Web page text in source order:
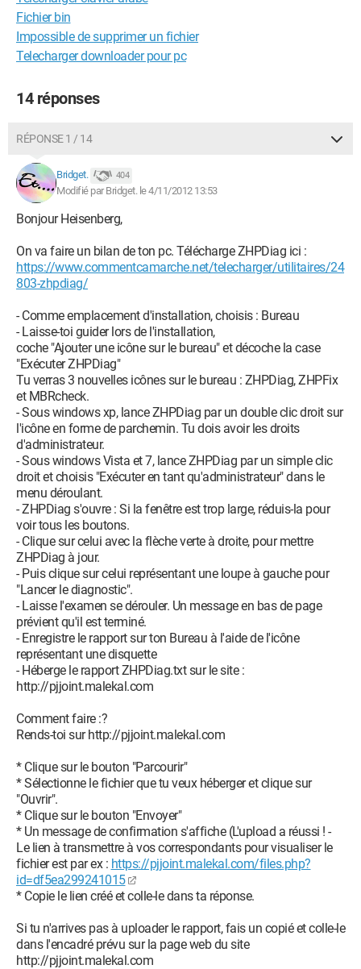
Fichier bin
Impossible de supprimer un fichier
Telecharger downloader pour pc
14 réponses
RÉPONSE 1 / 14
Bridget. 404
Modifié par Bridget. le 4/11/2012 13:53
Bonjour Heisenberg,
On va faire un bilan de ton pc. Télécharge ZHPDiag ici :
https://www.commentcamarche.net/telecharger/utilitaires/24
803-zhpdiag/
- Comme emplacement d'installation, choisis : Bureau
- Laisse-toi guider lors de l'installation,
coche "Ajouter une icône sur le bureau" et décoche la case
"Exécuter ZHPDiag"
Tu verras 3 nouvelles icônes sur le bureau : ZHPDiag, ZHPFix
et MBRcheck.
- Sous windows xp, lance ZHPDiag par un double clic droit sur
l'icône en forme de parchemin. Tu dois avoir les droits
d'administrateur.
- Sous windows Vista et 7, lance ZHPDiag par un simple clic
droit et choisis "Exécuter en tant qu'administrateur" dans le
menu déroulant.
- ZHPDiag s'ouvre : Si la fenêtre est trop large, réduis-la pour
voir tous les boutons.
- Clique sur celui avec la flèche verte à droite, pour mettre
ZHPDiag à jour.
- Puis clique sur celui représentant une loupe à gauche pour
"Lancer le diagnostic".
- Laisse l'examen se dérouler. Un message en bas de page
prévient qu'il est terminé.
- Enregistre le rapport sur ton Bureau à l'aide de l'icône
représentant une disquette
- Héberge le rapport ZHPDiag.txt sur le site :
http://pjjoint.malekal.com
Comment faire :?
Rends-toi sur http://pjjoint.malekal.com
* Clique sur le bouton "Parcourir"
* Sélectionne le fichier que tu veux héberger et clique sur
"Ouvrir".
* Clique sur le bouton "Envoyer"
* Un message de confirmation s'affiche (L'upload a réussi ! -
Le lien à transmettre à vos correspondants pour visualiser le
fichier est par ex : https://pjjoint.malekal.com/files.php?
id=df5ea299241015
* Copie le lien créé et colle-le dans ta réponse.
Si tu n'arrives pas à uploader le rapport, fais un copié et colle-le
dans l'encadré prévu sur la page web du site
http://pjjoint.malekal.com